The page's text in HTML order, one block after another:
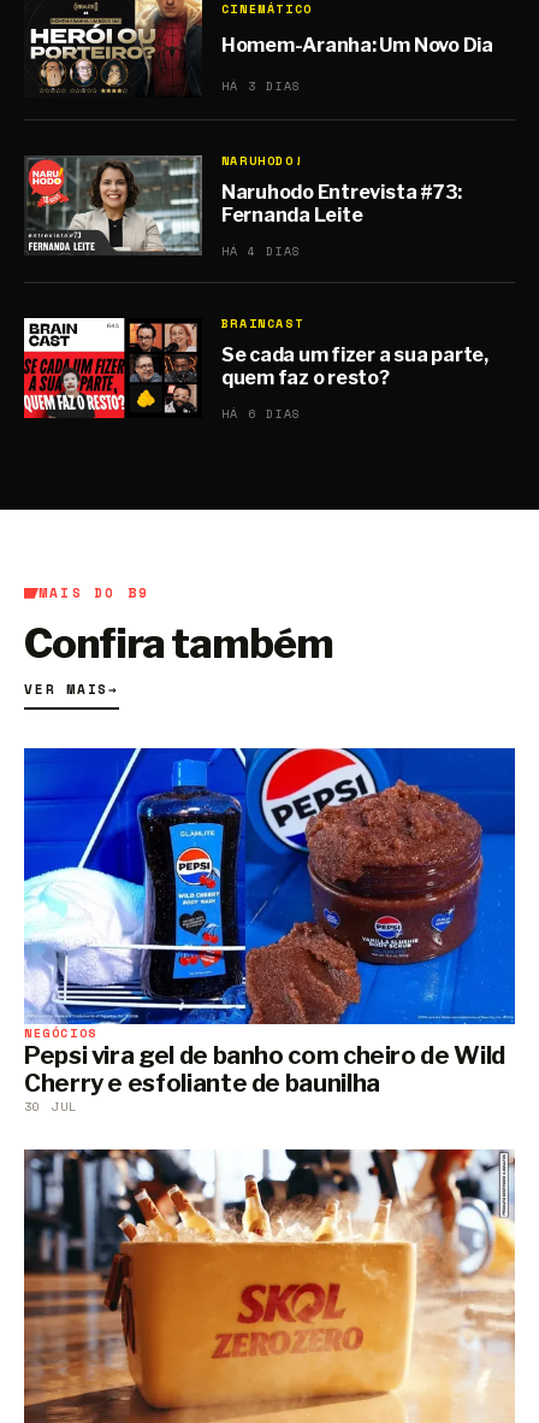
CINEMÁTICO
Homem-Aranha: Um Novo Dia
HÁ 3 DIAS
NARUHODO!
Naruhodo Entrevista #73:
Fernanda Leite
HÁ 4 DIAS
BRAINCAST
Se cada um fizer a sua parte,
quem faz o resto?
HÁ 6 DIAS
MAIS DO B9
Confira também
VER MAIS→
NEGÓCIOS
Pepsi vira gel de banho com cheiro de Wild
Cherry e esfoliante de baunilha
30 JUL